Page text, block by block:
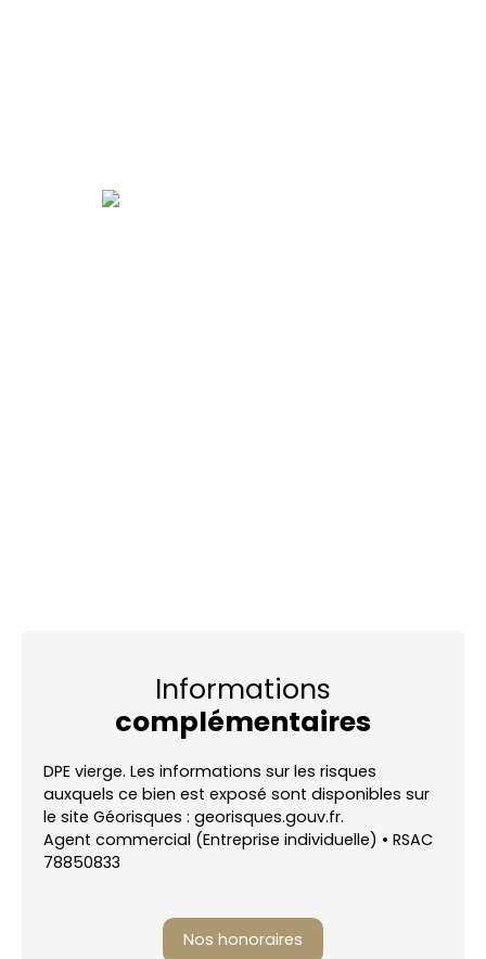
Informations
complémentaires
DPE vierge. Les informations sur les risques
auxquels ce bien est exposé sont disponibles sur
le site Géorisques : georisques.gouv.fr.
Agent commercial (Entreprise individuelle) • RSAC
78850833
Nos honoraires